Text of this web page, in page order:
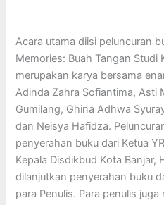
Acara utama diisi peluncuran
Memories: Buah Tangan Studi
merupakan karya bersama
Adinda Zahra Sofiantima, Asti
Gumilang, Ghina Adhwa
dan Neisya Hafidza.
penyerahan buku dari Ketua
Kepala Disdikbud Kota Banjar,
dilanjutkan penyerahan buku
para Penulis. Para penulis